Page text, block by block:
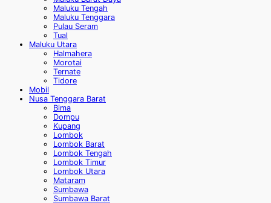
Maluku Tengah
Maluku Tenggara
Pulau Seram
Tual
Maluku Utara
Halmahera
Morotai
Ternate
Tidore
Mobil
Nusa Tenggara Barat
Bima
Dompu
Kupang
Lombok
Lombok Barat
Lombok Tengah
Lombok Timur
Lombok Utara
Mataram
Sumbawa
Sumbawa Barat